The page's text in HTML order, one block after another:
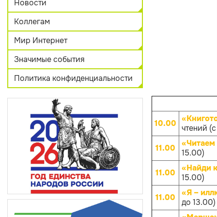
Новости
Коллегам
Мир Интернет
Значимые события
Политика конфиденциальности
10.00 чтений
11.00
«Читаем
15.00)
11.00
«Найди
15.00)
11.00
«Я –
до 13.00)